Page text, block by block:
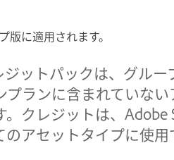
版に適用されます。
ットパックは、グル
プランに含まれていな
。クレジットは、
アセットタイプに使用